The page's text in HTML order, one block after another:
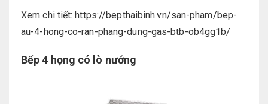
Xem chi tiết: https://bepthaibinh.vn/san-pham/bep-
au-4-hong-co-ran-phang-dung-gas-btb-ob4gg1b/
Bếp 4 họng có lò nướng